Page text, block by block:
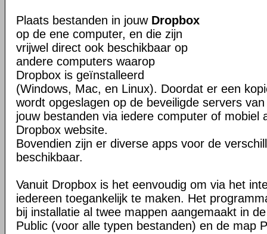
Plaats bestanden in jouw Dropbox
op de ene computer, en die zijn
vrijwel direct ook beschikbaar op
andere computers waarop
Dropbox is geïnstalleerd
(Windows, Mac, en Linux). Doordat er een
wordt opgeslagen op de beveiligde servers
jouw bestanden via iedere computer of mobiel
Dropbox website.
Bovendien zijn er diverse apps voor de
beschikbaar.
Vanuit Dropbox is het eenvoudig om via het
iedereen toegankelijk te maken. Het
bij installatie al twee mappen aangemaakt in
Public (voor alle typen bestanden) en de map